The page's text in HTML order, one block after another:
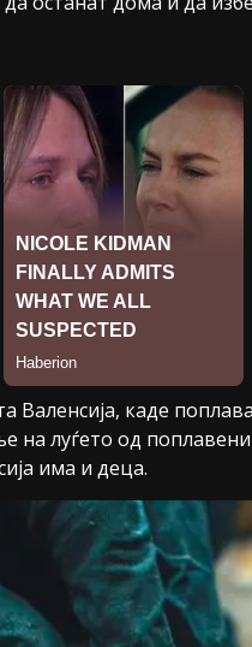
Валенсија, каде
на луѓето од
има и деца.